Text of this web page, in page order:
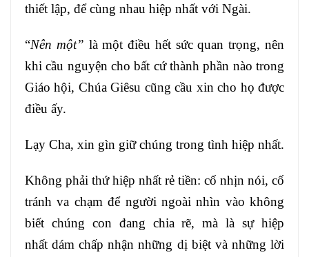
thiết lập, để cùng nhau hiệp nhất với Ngài.
“Nên một” là một điều hết sức quan trọng, nên
khi cầu nguyện cho bất cứ thành phần nào trong
Giáo hội, Chúa Giêsu cũng cầu xin cho họ được
điều ấy.
Lạy Cha, xin gìn giữ chúng trong tình hiệp nhất.
Không phải thứ hiệp nhất rẻ tiền: cố nhịn nói, cố
tránh va chạm để người ngoài nhìn vào không
biết chúng con đang chia rẽ, mà là sự hiệp
nhất dám chấp nhận những dị biệt và những lời